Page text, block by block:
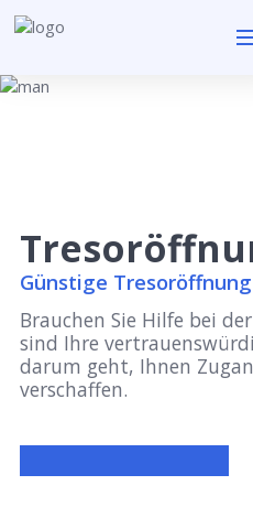
Günstige
Brauchen Sie Hilfe bei
sind Ihre
darum geht, Ihnen
verschaffen.